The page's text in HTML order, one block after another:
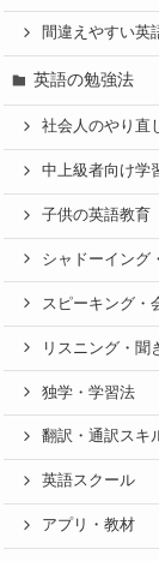
間違えやすい英
英語の勉強法
社会人のやり直
中上級者向け学
子供の英語教育
シャドーイング
スピーキング・
リスニング・聞
独学・学習法
翻訳・通訳スキ
英語スクール
アプリ・教材